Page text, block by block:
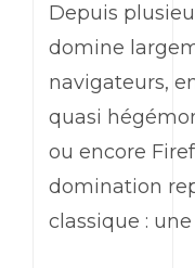
Depuis
domine
navigateurs,
quasi
ou encore
domination
classique :